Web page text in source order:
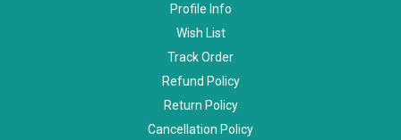
Profile Info
Wish List
Track Order
Refund Policy
Return Policy
Cancellation Policy